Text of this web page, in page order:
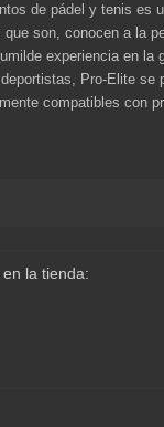
de pádel y tenis es
que son, conocen a la
experiencia en la
Pro-Elite
compatibles con
la tienda: